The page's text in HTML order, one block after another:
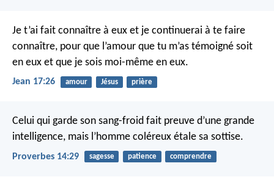
Je t’ai fait connaître à eux et je continuerai à te faire
connaître, pour que l’amour que tu m’as témoigné soit
en eux et que je sois moi-même en eux.
Jean 17:26 amour Jésus prière
Celui qui garde son sang-froid fait preuve d’une grande
intelligence, mais l’homme coléreux étale sa sottise.
Proverbes 14:29 sagesse patience comprendre